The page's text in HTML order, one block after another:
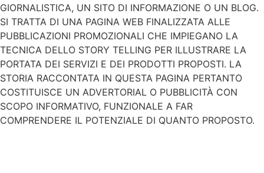
GIORNALISTICA, UN SITO DI INFORMAZIONE O UN BLOG.
SI TRATTA DI UNA PAGINA WEB FINALIZZATA ALLE
PUBBLICAZIONI PROMOZIONALI CHE IMPIEGANO LA
TECNICA DELLO STORY TELLING PER ILLUSTRARE LA
PORTATA DEI SERVIZI E DEI PRODOTTI PROPOSTI. LA
STORIA RACCONTATA IN QUESTA PAGINA PERTANTO
COSTITUISCE UN ADVERTORIAL O PUBBLICITÀ CON
SCOPO INFORMATIVO, FUNZIONALE A FAR
COMPRENDERE IL POTENZIALE DI QUANTO PROPOSTO.